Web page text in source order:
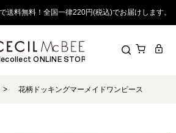
送料無料！全国一律220円(税込)でお届けします。
ONLINE STORE
> 花柄ドッキングマーメイドワンピース